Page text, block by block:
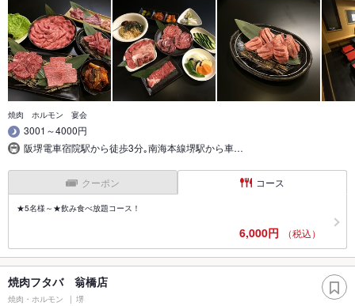
焼肉 ホルモン 宴会
3001～4000円
阪堺電車宿院駅から徒歩3分｡南海本線堺駅から車…
クーポン コース
★5名様～★飲み食べ放題コース！
6,000円 （税込）
焼肉フタバ 翁橋店
焼肉・ホルモン 堺